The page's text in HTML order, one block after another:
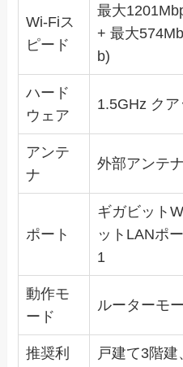
Wi-Fiス
ピード
最大
+ 最大
b)
ハード
ウェア
1.5GHz ク
アンテ
ナ
外部アンテ
ポート
ギガビット
ットLANポ
1
動作モ
ード
ルーターモ
推奨利
戸建て3階